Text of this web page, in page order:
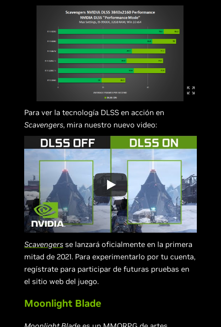
Para ver la tecnología DLSS en acción en
Scavengers, mira nuestro nuevo video:
Scavengers se lanzará oficialmente en la primera
mitad de 2021. Para experimentarlo por tu cuenta,
regístrate para participar de futuras pruebas en
el sitio web del juego.
Moonlight Blade